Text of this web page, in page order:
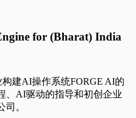
for (Bharat) India
建AI操作系统FORGE AI的
、AI驱动的指导和初创企业
。